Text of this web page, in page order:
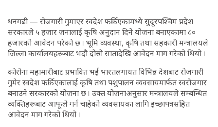
धनगढी — रोजगारी गुमाएर स्वदेश फर्किएकामध्ये सुदूरपश्चिम प्रदेश
सरकारले ५ हजार जनालाई कृषि अनुदान दिने योजना बनाएकामा ८०
हजारको आवेदन परेको छ । भूमि व्यवस्था, कृषि तथा सहकारी मन्त्रालयले
जिल्ला कार्यालयहरूबाट भदौ दोस्रो सातादेखि आवेदन माग गरेको थियो ।
कोरोना महामारीबाट प्रभावित भई भारतलगायत विभिन्न देशबाट रोजगारी
गुमेर स्वदेश फर्किएकालाई कृषि तथा पशुपालन व्यवसायमार्फत स्वरोजगार
बनाउने सरकारको योजना छ । उक्त योजनाअनुसार मन्त्रालयले सम्बन्धित
व्यक्तिहरूबाट आफूले गर्न चाहेको व्यवसायका लागि इच्छापत्रसहित
आवेदन माग गरेको थियो ।